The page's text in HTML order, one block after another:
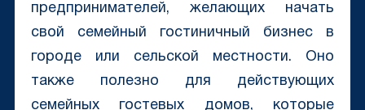
предпринимателей, желающих начать
свой семейный гостиничный бизнес в
городе или сельской местности. Оно
также полезно для действующих
семейных гостевых домов, которые